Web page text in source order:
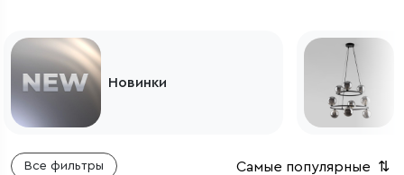
Светильники из Европы
Все фильтры Самые популярные ⇅